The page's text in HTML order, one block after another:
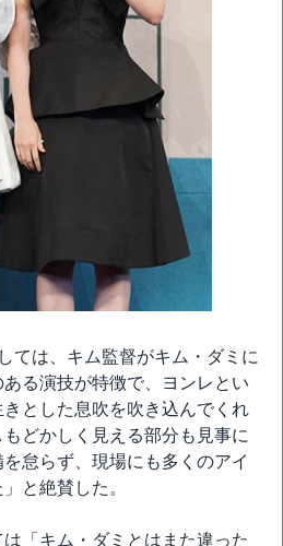
ては、キム監督がキム・ダミに
る演技が特徴で、ヨンレとい
とした息吹を吹き込んでくれ
どかしく見える部分も見事に
怠らず、現場にも多くのアイ
と絶賛した。
「キム・ダミとはまた違った